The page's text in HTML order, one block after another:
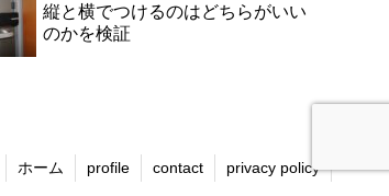
縦と横でつけるのはどちらがいい
のかを検証
ホーム profile contact privacy policy